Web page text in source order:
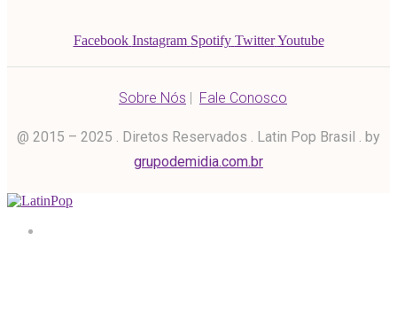
Facebook Instagram Spotify Twitter Youtube
Sobre Nós Fale Conosco
@ 2015 – 2025 . Diretos Reservados . Latin Pop Brasil . by
grupodemidia.com.br